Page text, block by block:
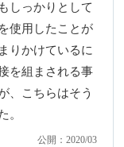
しっかりとして
使用したことが
りかけているに
を組まされる事
、こちらはそう
。
公開：2020/03